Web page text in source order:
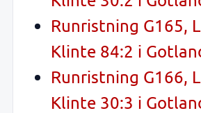
Runristning G165,
Klinte 84:2 i
Runristning G166,
Klinte 30:3 i